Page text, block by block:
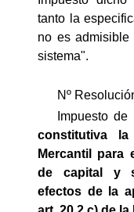
tanto la
no es
sistema".
Nº
Impuesto
constitutiva
Mercantil para
de capital y
efectos de la